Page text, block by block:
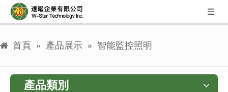
首頁 » 產品展示 » 智能監控照明
產品類別